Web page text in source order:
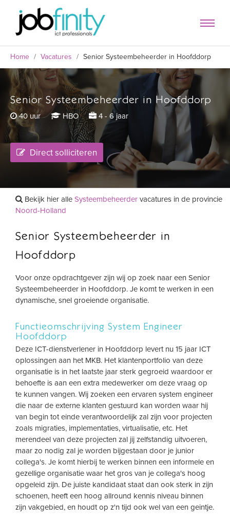
Home / Vacatures / Senior Systeembeheerder in Hoofddorp
formulier
Senior Systeembeheerder in Hoofddorp
40 uur HBO 4 - 6 jaar
Direct solliciteren
Bekijk hier alle Systeembeheerder vacatures in de provincie
Noord-Holland
Senior Systeembeheerder in
Hoofddorp
Voor onze opdrachtgever zijn wij op zoek naar een Senior
Systeembeheerder in Hoofddorp. Je komt te werken in een
dynamische, snel groeiende organisatie.
Functieomschrijving System Engineer
Hoofddorp
Deze ICT-dienstverlener in Hoofddorp levert nu 15 jaar ICT
oplossingen aan het MKB. Het klantenportfolio van deze
organisatie is in het laatste jaar sterk gegroeid waardoor er
behoefte is aan een extra medewerker om deze vraag op
te kunnen vangen. Wij zoeken een ervaren system engineer
die naar de externe klanten gestuurd kan worden waar hij
van begin tot einde verantwoordelijk zal zijn voor projecten
zoals migraties, implementaties, virtualisatie, etc. Het
merendeel van deze projecten zal jij zelfstandig uitvoeren,
maar zo nodig zal je worden bijgestaan door je junior
collega's. Je komt hierbij te werken binnen een informele en
gezellige organisatie waar het gros van je collega's hoog
opgeleid zijn. De juiste kandidaat staat dan ook sterk in zijn
schoenen, heeft een hoog allround kennis niveau binnen
zijn vakgebied, en houdt op z'n tijd ook wel van een geintje.